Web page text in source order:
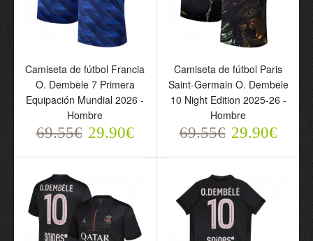
Camiseta de fútbol
Francia O. Dembele 7
Segunda Equipación
Mundial 2026 - Hombre
69.55€ 29.90€
Camiseta de fútbol Francia
O. Dembele 7 Primera
Equipación Mundial 2026 -
Hombre
69.55€ 29.90€
Camiseta de fútbol Paris
Saint-Germain O. Dembele
10 Night Edition 2025-26 -
Hombre
69.55€ 29.90€